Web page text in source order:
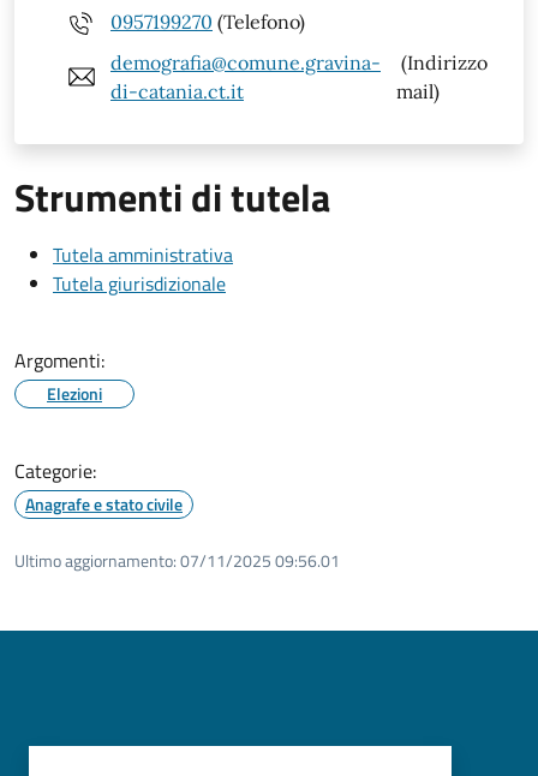
0957199270 (Telefono)
demografia@comune.gravina-
di-catania.ct.it
(Indirizzo
mail)
Strumenti di tutela
Tutela amministrativa
Tutela giurisdizionale
Argomenti:
Elezioni
Categorie:
Anagrafe e stato civile
Ultimo aggiornamento:07/11/2025 09:56.01